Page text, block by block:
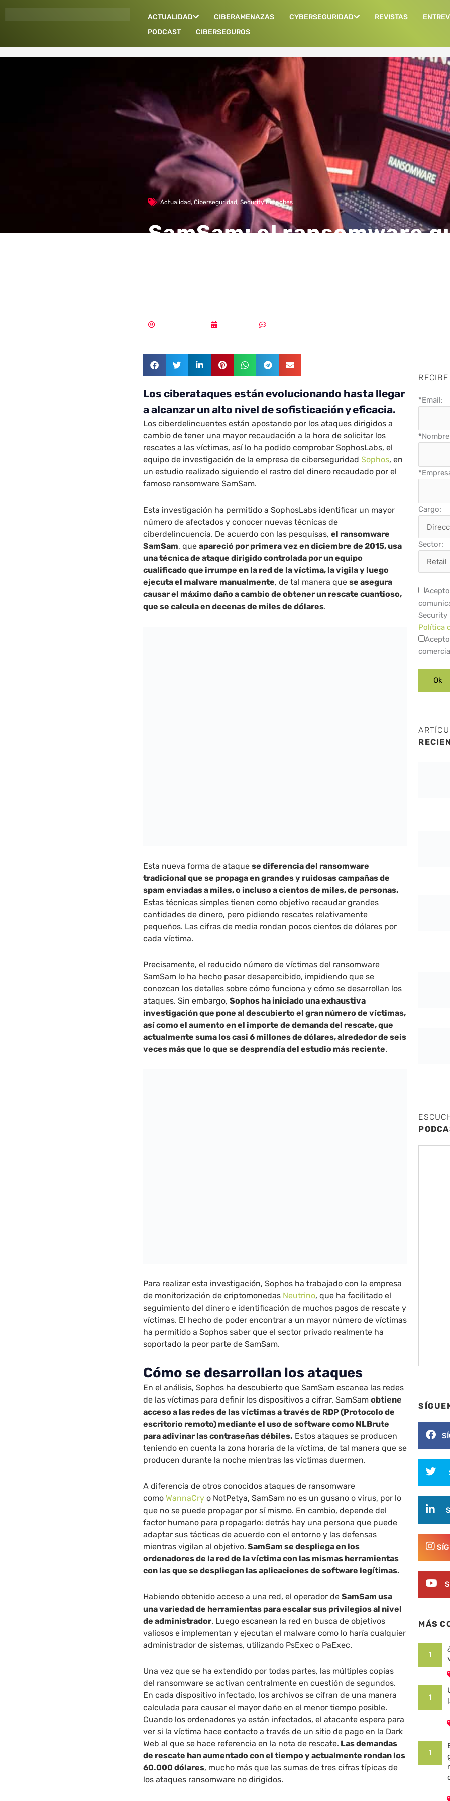
ACTUALIDAD CIBERAMENAZAS CYBERSEGURIDAD REVISTAS
PODCAST
CIBERSEGUROS
Actualidad, Ciberseguridad, Security Breaches
SamSam: el ransomware
Los ciberataques están evolucionando hasta llegar
a alcanzar un alto nivel de sofisticación y eficacia.
Los ciberdelincuentes están apostando por los ataques dirigidos a
cambio de tener una mayor recaudación a la hora de solicitar los
rescates a las víctimas, así lo ha podido comprobar SophosLabs, el
equipo de investigación de la empresa de ciberseguridad Sophos, en
un estudio realizado siguiendo el rastro del dinero recaudado por el
famoso ransomware SamSam.
Esta investigación ha permitido a SophosLabs identificar un mayor
número de afectados y conocer nuevas técnicas de
ciberdelincuencia. De acuerdo con las pesquisas,el ransomware
SamSam, queapareció por primera vez en diciembre de 2015, usa
una técnica de ataque dirigido controlada por un equipo
cualificado que irrumpe en la red de la víctima, la vigila y luego
ejecuta el malware manualmente, de tal manera quese asegura
causar el máximo daño a cambio de obtener un rescate cuantioso,
que se calcula en decenas de miles de dólares.
Esta nueva forma de ataquese diferencia del ransomware
tradicional que se propaga en grandes y ruidosas campañas de
spam enviadas a miles, o incluso a cientos de miles, de personas.
Estas técnicas simples tienen como objetivo recaudar grandes
cantidades de dinero, pero pidiendo rescates relativamente
pequeños. Las cifras de media rondan pocos cientos de dólares por
cada víctima.
Precisamente, el reducido número de víctimas del ransomware
SamSam lo ha hecho pasar desapercibido, impidiendo que se
conozcan los detalles sobre cómo funciona y cómo se desarrollan los
ataques. Sin embargo,Sophos ha iniciado una exhaustiva
investigación que pone al descubierto el gran número de víctimas,
así como el aumento en el importe de demanda del rescate, que
actualmente suma los casi 6 millones de dólares, alrededor de seis
veces más que lo que se desprendía del estudio más reciente.
Para realizar esta investigación, Sophos ha trabajado con la empresa
de monitorización de criptomonedas Neutrino, que ha facilitado el
seguimiento del dinero e identificación de muchos pagos de rescate y
víctimas. El hecho de poder encontrar a un mayor número de víctimas
ha permitido a Sophos saber que el sector privado realmente ha
soportado la peor parte de SamSam.
Cómo se desarrollan los ataques
En el análisis, Sophos ha descubierto que SamSam escanea las redes
de las víctimas para definir los dispositivos a cifrar. SamSamobtiene
acceso a las redes de las víctimas a través de RDP (Protocolo de
escritorio remoto) mediante el uso de software como NLBrute
para adivinar las contraseñas débiles. Estos ataques se producen
teniendo en cuenta la zona horaria de la víctima, de tal manera que se
producen durante la noche mientras las víctimas duermen.
A diferencia de otros conocidos ataques de ransomware
comoWannaCry o NotPetya, SamSam no es un gusano o virus, por lo
que no se puede propagar por sí mismo. En cambio, depende del
factor humano para propagarlo: detrás hay una persona que puede
adaptar sus tácticas de acuerdo con el entorno y las defensas
mientras vigilan al objetivo. SamSam se despliega en los
ordenadores de la red de la víctima con las mismas herramientas
con las que se despliegan las aplicaciones de software legítimas.
Habiendo obtenido acceso a una red, el operador deSamSam usa
una variedad de herramientas para escalar sus privilegios al nivel
de administrador. Luego escanean la red en busca de objetivos
valiosos e implementan y ejecutan el malware como lo haría cualquier
administrador de sistemas, utilizando PsExec o PaExec.
Una vez que se ha extendido por todas partes, las múltiples copias
del ransomware se activan centralmente en cuestión de segundos.
En cada dispositivo infectado, los archivos se cifran de una manera
calculada para causar el mayor daño en el menor tiempo posible.
Cuando los ordenadores ya están infectados, el atacante espera para
ver si la víctima hace contacto a través de un sitio de pago en la Dark
Web al que se hace referencia en la nota de rescate. Las demandas
de rescate han aumentado con el tiempo y actualmente rondan los
60.000 dólares, mucho más que las sumas de tres cifras típicas de
los ataques ransomware no dirigidos.
*Email:
*
*
Cargo:
Sector:
Security
Política
MÁS
1
1
1